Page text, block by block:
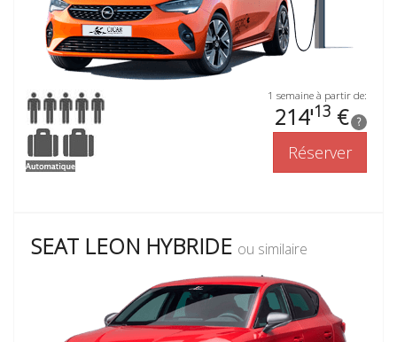
1 semaine à partir de:
214'13 € ?
Réserver
SEAT LEON HYBRIDE ou similaire